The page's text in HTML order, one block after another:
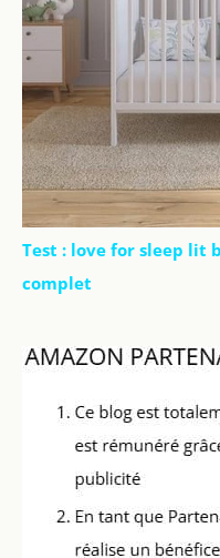
Test : love for sleep lit
complet